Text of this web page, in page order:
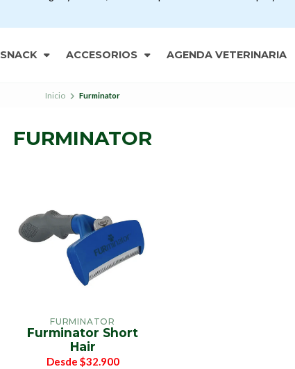
SNACK ACCESORIOS AGENDA VETERINARIA
Inicio Furminator
FURMINATOR
FURMINATOR
Furminator Short
Hair
Desde $32.900